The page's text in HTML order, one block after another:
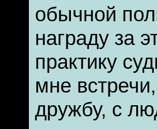
обычной
награду за
практику
мне
дружбу, с